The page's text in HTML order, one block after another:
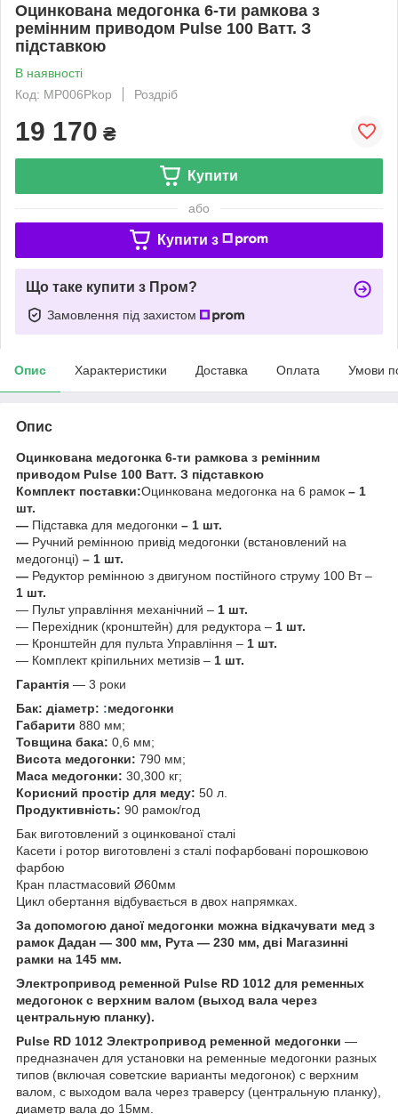
Оцинкована медогонка 6-ти рамкова з
ремінним приводом Pulse 100 Ватт. З
підставкою
В наявності
Код: MP006Pkop
Роздріб
19 170 ₴
Купити
або
Купити з
Що таке купити з Пром?
Замовлення під захистом
Опис Характеристики Доставка Оплата Умови
Опис
Оцинкована медогонка 6-ти рамкова з ремінним
приводом Pulse 100 Ватт. З підставкою
Комплект поставки:Оцинкована медогонка на 6 рамок – 1
шт.
— Підставка для медогонки – 1 шт.
— Ручний ремінною привід медогонки (встановлений на
медогонці) – 1 шт.
— Редуктор ремінною з двигуном постійного струму 100 Вт –
1 шт.
— Пульт управління механічний – 1 шт.
— Перехідник (кронштейн) для редуктора – 1 шт.
— Кронштейн для пульта Управління – 1 шт.
— Комплект кріпильних метизів – 1 шт.
Гарантія — 3 роки
Бак: діаметр: :медогонки
Габарити 880 мм;
Товщина бака: 0,6 мм;
Висота медогонки: 790 мм;
Маса медогонки: 30,300 кг;
Корисний простір для меду: 50 л.
Продуктивність: 90 рамок/год
Бак виготовлений з оцинкованої сталі
Касети і ротор виготовлені з сталі пофарбовані порошковою
фарбою
Кран пластмасовий Ø60мм
Цикл обертання відбувається в двох напрямках.
За допомогою даної медогонки можна відкачувати мед з
рамок Дадан — 300 мм, Рута — 230 мм, дві Магазинні
рамки на 145 мм.
Электропривод ременной Pulse RD 1012 для ременных
медогонок с верхним валом (выход вала через
центральную планку).
Pulse RD 1012 Электропривод ременной медогонки —
предназначен для установки на ременные медогонки разных
типов (включая советские варианты медогонок) с верхним
валом, с выходом вала через траверсу (центральную планку),
диаметр вала до 15мм.